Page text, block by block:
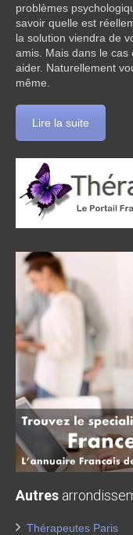
problèmes
savoir quelle est
la solution viendra de
amis. Mais dans le
aider. Naturellement
même.
Lire la suite
Autres
Thérapeutes Paris